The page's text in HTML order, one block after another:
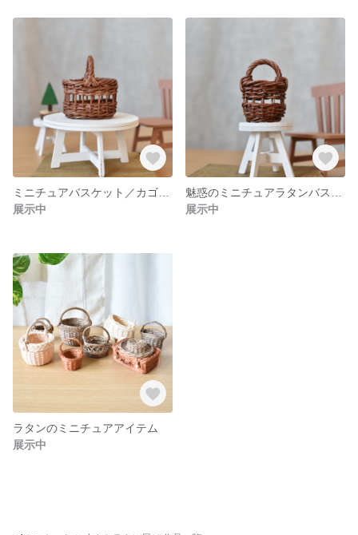
展示中
展示中
ラタンのミニチュアアイテム
展示中